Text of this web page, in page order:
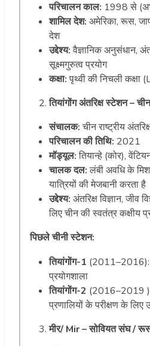
परिचालन काल: 1998 से
शामिल देश: अमेरिका, रूस,
देश
उद्देश्य:वैज्ञानिक अनुसंधान,
सूक्ष्मगुरुत्व प्रयोग
कक्षा:पृथ्वी की निचली
तियांगोंग अंतरिक्ष स्टेशन – चीन
संचालक:चीन राष्ट्रीय
परिचालन की तिथि: 2021
मॉड्यूल:तियान्हे (कोर),
चालक दल:लंबी अवधि के
यात्रियों की मेजबानी करता है
उद्देश्य: अंतरिक्ष विज्ञान, जीव
लिए चीन की स्वतंत्र कक्षीय
पिछले चीनी स्टेशन:
तियांगोंग-1 (2011–2016):
प्रयोगशाला
तियांगोंग-2 (2016–2019
प्रणालियों के परीक्षण के
मीर/ Mir – सोवियत संघ /